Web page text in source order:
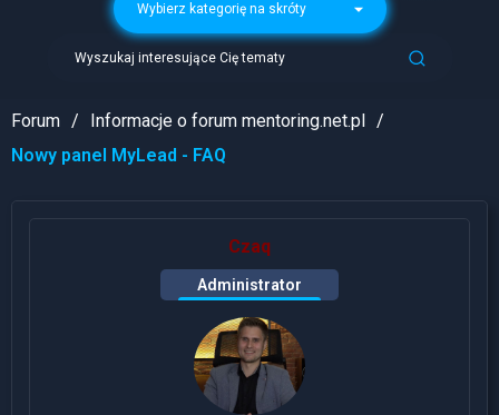
Wybierz kategorię na skróty
Wyszukaj interesujące Cię tematy
Forum
Informacje o forum mentoring.net.pl
Nowy panel MyLead - FAQ
Czaq
Administrator